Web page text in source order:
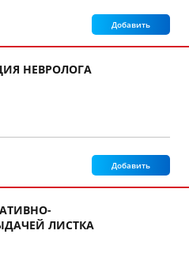
Добавить
НЕВРОЛОГА
Добавить
ЛИСТКА